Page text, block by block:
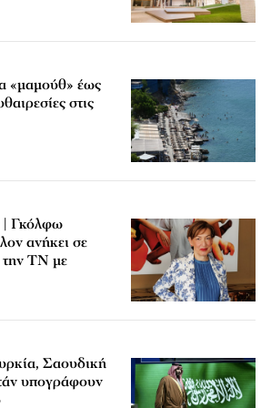
«μαμούθ» έως
στις
| Γκόλφω
ανήκει σε
ΤΝ με
Σαουδική
υπογράφουν